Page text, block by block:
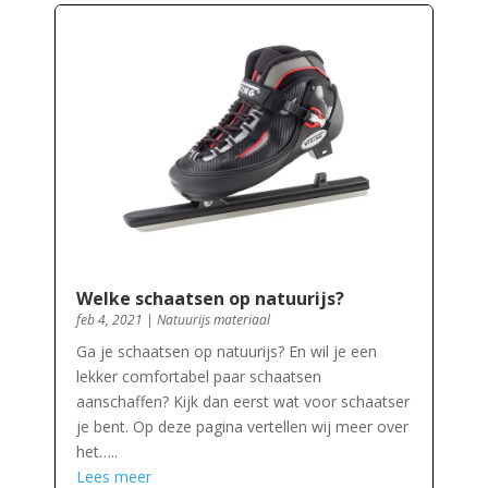
Welke schaatsen op natuurijs?
feb 4, 2021 | Natuurijs materiaal
Ga je schaatsen op natuurijs? En wil je een
lekker comfortabel paar schaatsen
aanschaffen? Kijk dan eerst wat voor schaatser
je bent. Op deze pagina vertellen wij meer over
het…..
Lees meer